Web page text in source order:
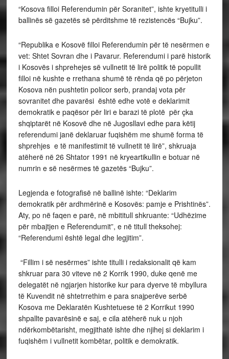
“Kosova filloi Referendumin për Soranitet”, ishte kryetitulli i
ballinës së gazetës së përditshme të rezistencës “Bujku”.
“Republika e Kosovë filloi Referendumin për të nesërmen e
vet: Shtet Sovran dhe i Pavarur. Referendumi i parë historik
i Kosovës i shprehejes së vullnetit të lirë politik të popullit
filloi në kushte e rrethana shumë të rënda që po përjeton
Kosova nën pushtetin policor serb, prandaj vota për
sovranitet dhe pavarësi është edhe votë e deklarimit
demokratik e paqësor për liri e barazi të plotë për çka
shqiptarët në Kosovë dhe në Jugosllavi edhe para këtij
referendumi janë deklaruar fuqishëm me shumë forma të
shprehjes e të manifestimit të vullnetit të lirë”, shkruaja
atëherë në 26 Shtator 1991 në kryeartikullin e botuar në
numrin e së nesërmes të gazetës “Bujku”.
Legjenda e fotografisë në ballinë ishte: “Deklarim
demokratik për ardhmërinë e Kosovës: pamje e Prishtinës”.
Aty, po në faqen e parë, në mbititull shkruante: “Udhëzime
për mbajtjen e Referendumit”, e në titull theksohej:
“Referendumi është legal dhe legjitim”.
“Fillim i së nesërmes” ishte titulli i redaksionalit që kam
shkruar para 30 viteve në 2 Korrik 1990, duke qenë me
delegatët në ngjarjen historike kur para dyerve të mbyllura
të Kuvendit në shtetrrethim e para snajperëve serbë
Kosova me Deklaratën Kushtetuese të 2 Korrikut 1990
shpallte pavarësinë e saj, e cila atëherë nuk u njoh
ndërkombëtarisht, megjithatë ishte dhe njihej si deklarim i
fuqishëm i vullnetit kombëtar, politik e demokratik.